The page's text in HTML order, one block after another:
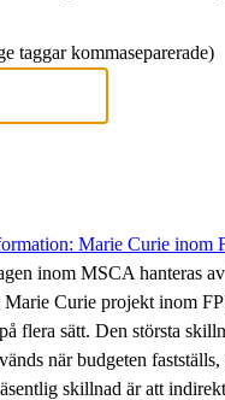
taggar kommaseparerade)
Marie Curie inom
inom MSCA hanteras
Curie projekt inom
flera sätt. Den största
när budgeten
skillnad är att